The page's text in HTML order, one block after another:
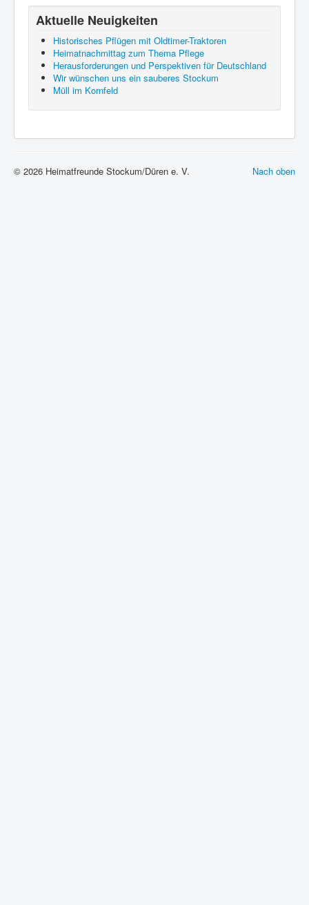
Aktuelle Neuigkeiten
Historisches Pflügen mit Oldtimer-Traktoren
Heimatnachmittag zum Thema Pflege
Herausforderungen und Perspektiven für Deutschland
Wir wünschen uns ein sauberes Stockum
Müll im Kornfeld
Nach oben
© 2026 Heimatfreunde Stockum/Düren e. V.